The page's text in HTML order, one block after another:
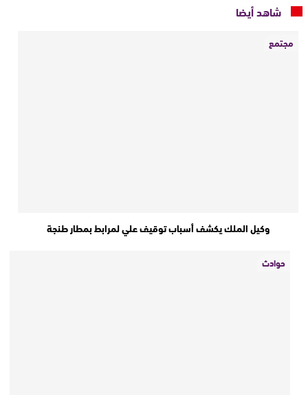
شاهد أيضا
مجتمع
وكيل الملك يكشف أسباب توقيف علي لمرابط بمطار طنجة
حوادث